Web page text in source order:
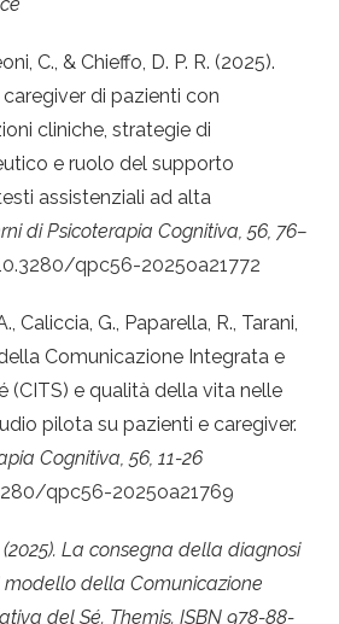
C., & Chieffo, D. P. R. (2025).
di pazienti con
cliniche, strategie di
e ruolo del supporto
assistenziali ad alta
di Psicoterapia Cognitiva, 56, 76–
qpc56-2025oa21772
Caliccia, G., Paparella, R., Tarani,
Comunicazione Integrata e
(CITS) e qualità della vita nelle
pilota su pazienti e caregiver.
Cognitiva, 56, 11-26
qpc56-2025oa21769
(2025). La consegna della diagnosi
della Comunicazione
del Sé. Themis. ISBN 978-88-